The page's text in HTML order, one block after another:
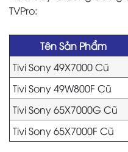
TVPro:
Tên Sản Phẩm
Tivi Sony 49X7000 Cũ
Tivi Sony 49W800F Cũ
Tivi Sony 65X7000G Cũ
Tivi Sony 65X7000F Cũ